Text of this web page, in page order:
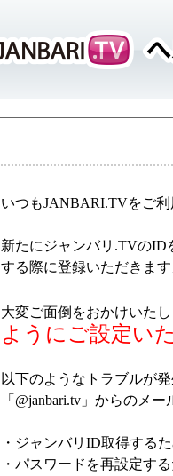
いつもJANBARI.TVをご利
新たにジャンバリ.TVのID
する際に登録いただきま
大変ご面倒をおかけいたし
ようにご設定い
以下のようなトラブルが
「@janbari.tv」からのメ
・ジャンバリID取得する
・パスワードを再設定す